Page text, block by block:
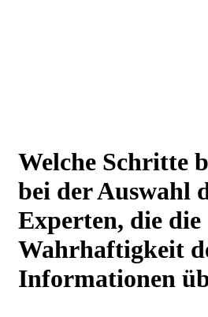
Welche Schritte
bei der Auswahl
Experten, die die
Wahrhaftigkeit
Informationen